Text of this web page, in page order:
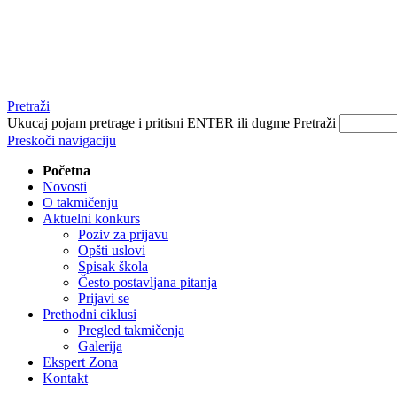
Pretraži
Ukucaj pojam pretrage i pritisni ENTER ili dugme Pretraži
Preskoči navigaciju
Početna
Novosti
O takmičenju
Aktuelni konkurs
Poziv za prijavu
Opšti uslovi
Spisak škola
Često postavljana pitanja
Prijavi se
Prethodni ciklusi
Pregled takmičenja
Galerija
Ekspert Zona
Kontakt